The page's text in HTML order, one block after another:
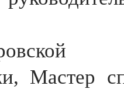
Мастер